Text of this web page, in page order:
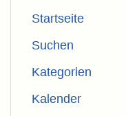
Startseite
Suchen
Kategorien
Kalender